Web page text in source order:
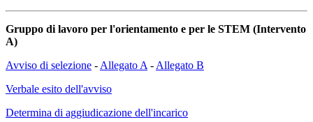
Gruppo di lavoro per l'orientamento e per le STEM (Intervento
A)
Avviso di selezione - Allegato A - Allegato B
Verbale esito dell'avviso
Determina di aggiudicazione dell'incarico